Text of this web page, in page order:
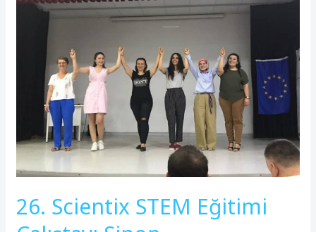
26. Scientix STEM Eğitimi
STEM
Eğitimi